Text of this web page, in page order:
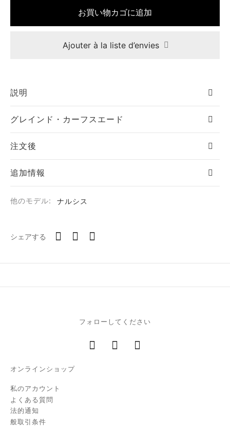
お買い物カゴに追加
Ajouter à la liste d’envies
説明
グレインド・カーフスエード
注文後
追加情報
他のモデル: ナルシス
シェアする
フォローしてください
オンラインショップ
私のアカウント
よくある質問
法的通知
般取引条件